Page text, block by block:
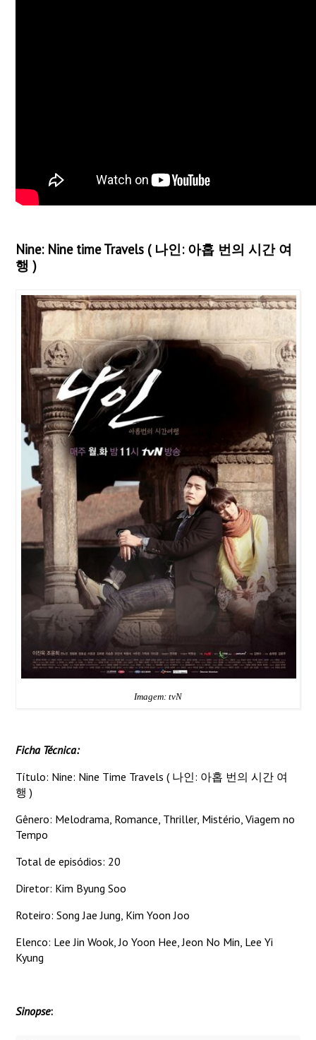
Nine: Nine time Travels ( 나인: 아홉 번의 시간 여
행 )
Imagem: tvN
Ficha Técnica:
Título: Nine: Nine Time Travels ( 나인: 아홉 번의 시간 여
행 )
Gênero: Melodrama, Romance, Thriller, Mistério, Viagem no
Tempo
Total de episódios: 20
Diretor: Kim Byung Soo
Roteiro: Song Jae Jung, Kim Yoon Joo
Elenco: Lee Jin Wook, Jo Yoon Hee, Jeon No Min, Lee Yi
Kyung
Sinopse: